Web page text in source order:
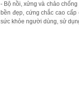
- Bộ nồi, xửng và chảo
bền đẹp, cứng chắc cao
sức khỏe người dùng, sử